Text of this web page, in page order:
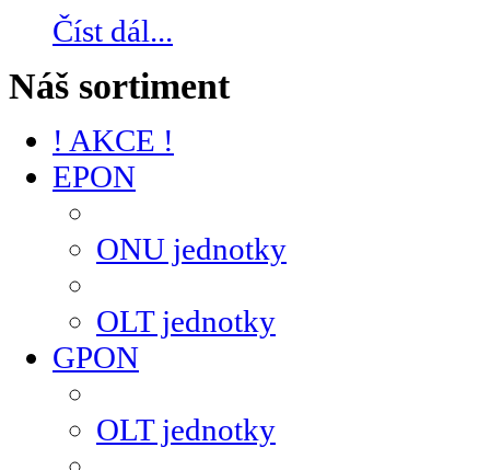
Číst dál...
Náš sortiment
! AKCE !
EPON
ONU jednotky
OLT jednotky
GPON
OLT jednotky